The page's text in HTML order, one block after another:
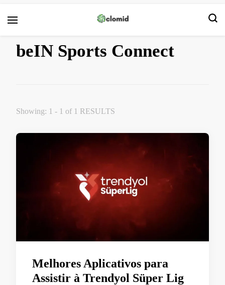
beIN Sports Connect
Showing: 1 - 1 of 1 RESULTS
Melhores Aplicativos para
Assistir à Trendyol Süper Lig